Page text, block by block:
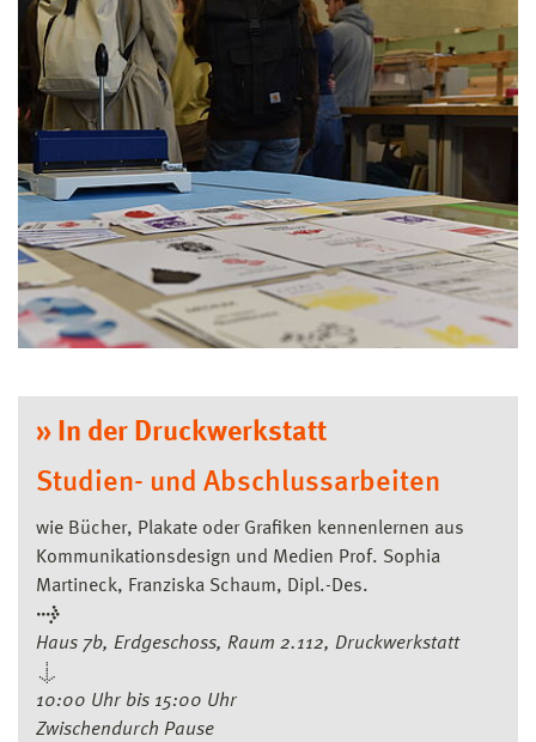
» In der Druckwerkstatt
Studien- und Abschlussarbeiten
wie Bücher, Plakate oder Grafiken kennenlernen aus
Kommunikationsdesign und Medien Prof. Sophia
Martineck, Franziska Schaum, Dipl.-Des.
→
Haus 7b, Erdgeschoss, Raum 2.112, Druckwerkstatt
↓
10:00 Uhr bis 15:00 Uhr
Zwischendurch Pause